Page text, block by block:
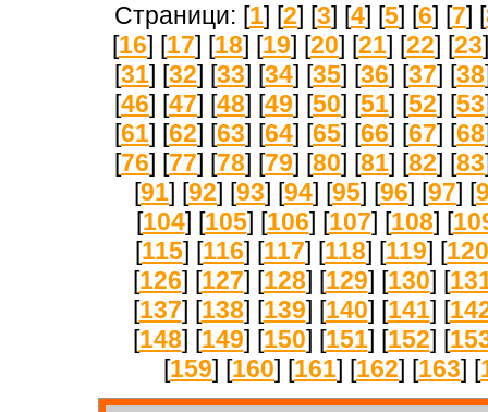
Страници: [1] [2] [3] [4] [5] [6] [7] [
[16] [17] [18] [19] [20] [21] [22] [23
[31] [32] [33] [34] [35] [36] [37] [38
[46] [47] [48] [49] [50] [51] [52] [53
[61] [62] [63] [64] [65] [66] [67] [68
[76] [77] [78] [79] [80] [81] [82] [83
[91] [92] [93] [94] [95] [96] [97] [
[104] [105] [106] [107] [108] [
[115] [116] [117] [118] [119] [120
[126] [127] [128] [129] [130] [
[137] [138] [139] [140] [141] [
[148] [149] [150] [151] [152] [
[159] [160] [161] [162] [163] [